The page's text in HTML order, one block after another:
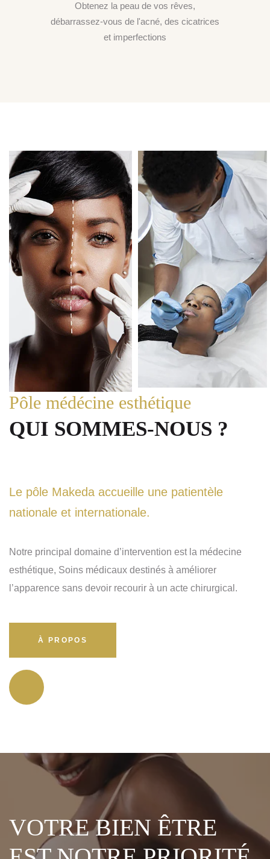
Obtenez la peau de vos rêves,
débarrassez-vous de l'acné, des cicatrices
et imperfections
Pôle médécine esthétique
QUI SOMMES-NOUS ?
Le pôle Makeda accueille une patientèle
nationale et internationale.
Notre principal domaine d’intervention est la médecine
esthétique, Soins médicaux destinés à améliorer
l’apparence sans devoir recourir à un acte chirurgical.
À PROPOS
VOTRE BIEN ÊTRE